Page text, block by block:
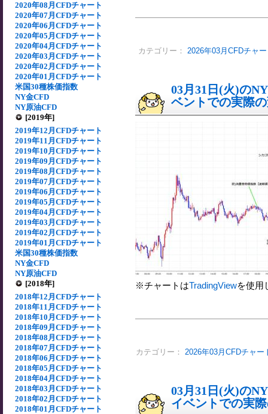
2020年08月CFDチャート
2020年07月CFDチャート
2020年06月CFDチャート
2020年05月CFDチャート
2020年04月CFDチャート
2020年03月CFDチャート
2020年02月CFDチャート
2020年01月CFDチャート
米国30種株価指数
NY金CFD
NY原油CFD
[2019年]
2019年12月CFDチャート
2019年11月CFDチャート
2019年10月CFDチャート
2019年09月CFDチャート
2019年08月CFDチャート
2019年07月CFDチャート
2019年06月CFDチャート
2019年05月CFDチャート
2019年04月CFDチャート
2019年03月CFDチャート
2019年02月CFDチャート
2019年01月CFDチャート
米国30種株価指数
NY金CFD
NY原油CFD
[2018年]
2018年12月CFDチャート
2018年11月CFDチャート
2018年10月CFDチャート
2018年09月CFDチャート
2018年08月CFDチャート
2018年07月CFDチャート
2018年06月CFDチャート
2018年05月CFDチャート
2018年04月CFDチャート
2018年03月CFDチャート
2018年02月CFDチャート
2018年01月CFDチャート
カテゴリー： 2026年03月CFDチャ
03月31日(火)の
ベントでの実際
※チャートはTradingViewを使用
カテゴリー： 2026年03月CFDチャー
03月31日(火)の
イベントでの実